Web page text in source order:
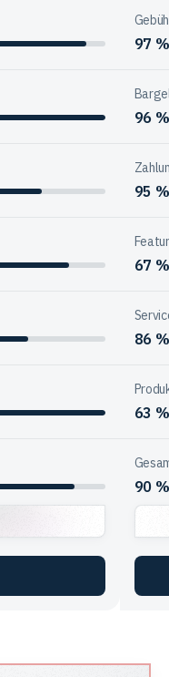
97 %
96 %
95 %
67 %
86 %
63 %
90 %